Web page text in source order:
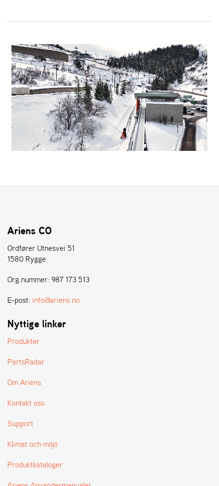
Ariens CO
Ordfører Utnesvei 51
1580 Rygge
Org.nummer: 987 173 513
E-post: info@ariens.no
Nyttige linker
Produkter
PartsRadar
Om Ariens
Kontakt oss
Support
Klimat och miljö
Produktkataloger